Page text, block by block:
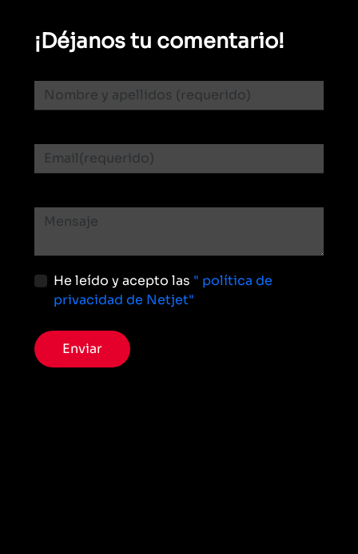
¡Déjanos tu comentario!
He leído y acepto las " política de
privacidad de Netjet"
Enviar